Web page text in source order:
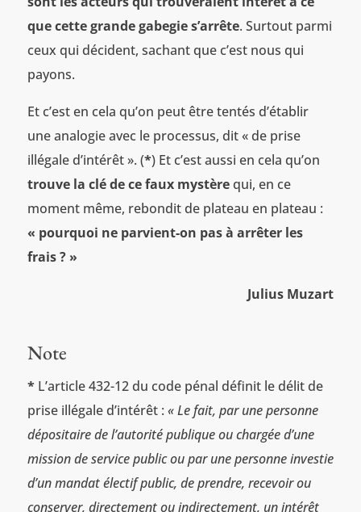
que cette grande gabegie s’arrête. Surtout parmi
ceux qui décident, sachant que c’est nous qui
payons.
Et c’est en cela qu’on peut être tentés d’établir
une analogie avec le processus, dit « de prise
illégale d’intérêt ». (*) Et c’est aussi en cela qu’on
trouve la clé de ce faux mystèrequi, en ce
moment même, rebondit de plateau en plateau :
« pourquoi ne parvient-on pas à arrêter les
frais ? »
Julius Muzart
Note
*L’article 432-12 du code pénal définit le délit de
prise illégale d’intérêt : « Le fait, par une personne
dépositaire de l’autorité publique ou chargée d’une
mission de service public ou par une personne investie
d’un mandat électif public, de prendre, recevoir ou
conserver, directement ou indirectement, un intérêt